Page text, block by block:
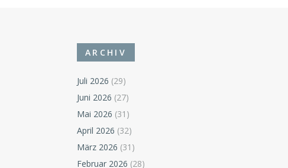
ARCHIV
Juli 2026 (29)
Juni 2026 (27)
Mai 2026 (31)
April 2026 (32)
März 2026 (31)
Februar 2026 (28)